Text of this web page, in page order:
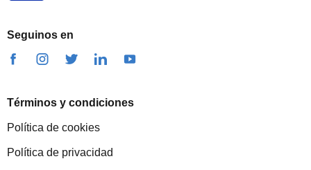
Seguinos en
Términos y condiciones
Política de cookies
Política de privacidad